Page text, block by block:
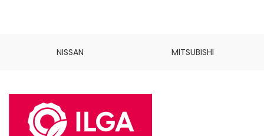
NISSAN MITSUBISHI